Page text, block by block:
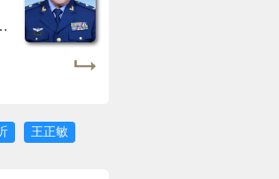
院外籍院士
王正敏